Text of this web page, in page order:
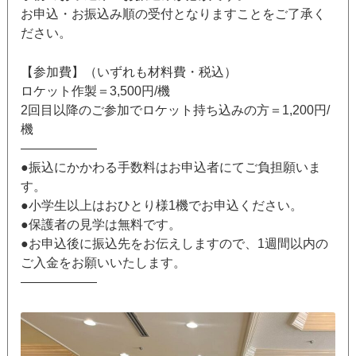
お申込・お振込み順の受付となりますことをご了承く
ださい。
【参加費】（いずれも材料費・税込）
ロケット作製＝3,500円/機
2回目以降のご参加でロケット持ち込みの方＝1,200円/
機
——————
●振込にかかわる手数料はお申込者にてご負担願いま
す。
●小学生以上はおひとり様1機でお申込ください。
●保護者の見学は無料です。
●お申込後に振込先をお伝えしますので、1週間以内の
ご入金をお願いいたします。
——————